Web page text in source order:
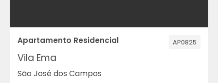
Apartamento Residencial AP0825
Vila Ema
São José dos Campos